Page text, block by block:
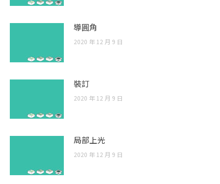
導圓角
2020 年 12 月 9 日
裝訂
2020 年 12 月 9 日
局部上光
2020 年 12 月 9 日